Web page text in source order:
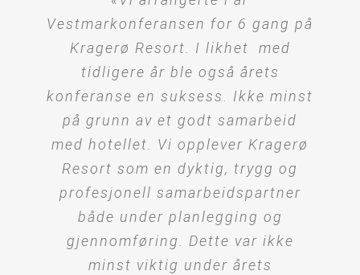
Vestmarkonferansen for 6 gang på
Kragerø Resort. I likhet med
tidligere år ble også årets
konferanse en suksess. Ikke minst
på grunn av et godt samarbeid
med hotellet. Vi opplever Kragerø
Resort som en dyktig, trygg og
profesjonell samarbeidspartner
både under planlegging og
gjennomføring. Dette var ikke
minst viktig under årets